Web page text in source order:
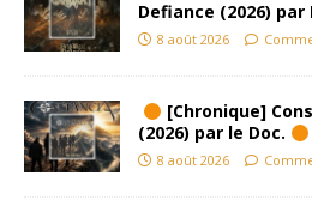
Defiance (2026)
8 août 2026
[Chronique]
(2026) par le Doc.
8 août 2026